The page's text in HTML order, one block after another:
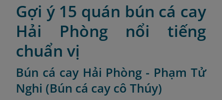
Gợi ý 15 quán bún cá cay
Hải Phòng nổi tiếng
chuẩn vị
Bún cá cay Hải Phòng - Phạm Tử
Nghi (Bún cá cay cô Thúy)